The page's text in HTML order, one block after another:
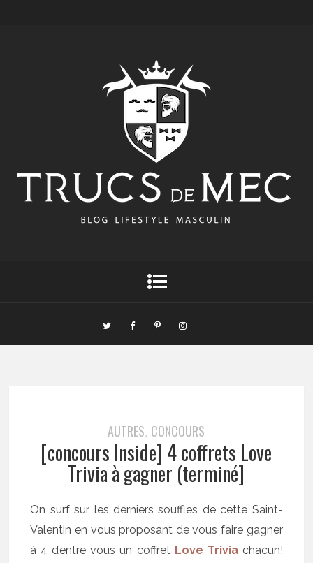
AUTRES, CONCOURS
[concours Inside] 4 coffrets Love
Trivia à gagner (terminé]
On surf sur les derniers souffles de cette Saint-
Valentin en vous proposant de vous faire gagner
à 4 d’entre vous un coffret Love Triviachacun!